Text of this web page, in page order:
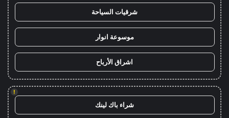
شرقيات السياحة
موسوعة انوار
اشراق الأرباح
!
شراء باك لينك